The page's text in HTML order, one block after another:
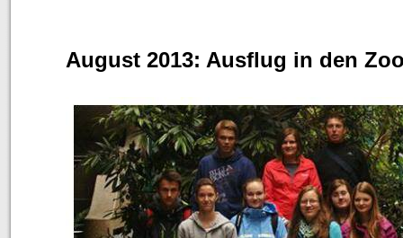
August 2013: Ausflug in den